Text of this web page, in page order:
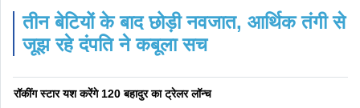
तीन बेटियों के बाद छोड़ी नवजात, आर्थिक तंगी से
जूझ रहे दंपति ने कबूला सच
रॉकींग स्टार यश करेंगे 120 बहादुर का ट्रेलर लॉन्च